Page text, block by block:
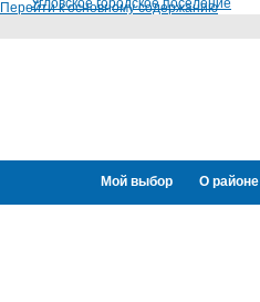
Перейти к основному содержанию
Угловское городское поселение
Мой выбор О районе